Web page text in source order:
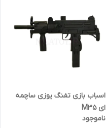
اسباب بازی تفنگ یوزی ساچمه
ای M35
ناموجود